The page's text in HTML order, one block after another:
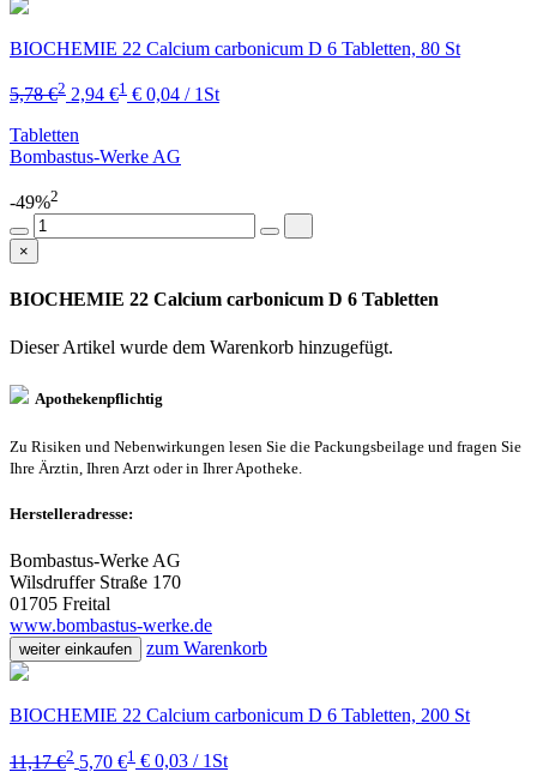
BIOCHEMIE 22 Calcium carbonicum D 6 Tabletten, 80 St
5,78 €2 2,94 €1 € 0,04 / 1St
Tabletten
Bombastus-Werke AG
-49%2
×
BIOCHEMIE 22 Calcium carbonicum D 6 Tabletten
Dieser Artikel wurde dem Warenkorb hinzugefügt.
Apothekenpflichtig
Zu Risiken und Nebenwirkungen lesen Sie die Packungsbeilage und fragen Sie
Ihre Ärztin, Ihren Arzt oder in Ihrer Apotheke.
Herstelleradresse:
Bombastus-Werke AG
Wilsdruffer Straße 170
01705 Freital
www.bombastus-werke.de
weiter einkaufen zum Warenkorb
BIOCHEMIE 22 Calcium carbonicum D 6 Tabletten, 200 St
11,17 €2 5,70 €1 € 0,03 / 1St